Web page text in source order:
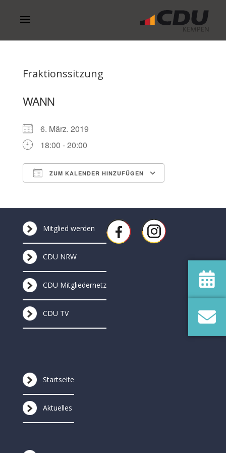
Fraktionssitzung
WANN
6. März. 2019
18:00 - 20:00
ZUM KALENDER HINZUFÜGEN
Mitglied werden
CDU NRW
CDU Mitgliedernetz
CDU TV
Startseite
Aktuelles